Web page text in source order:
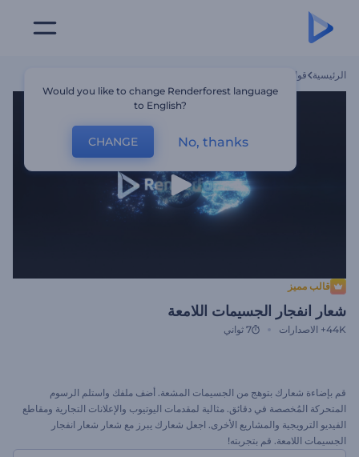
الرئيسية قوالب
قالب مميز
شعار انفجار الجسيمات اللامعة
44K+ الاصدارات 7 ثواني
قم بإضاءة شعارك بتوهج من الجسيمات المشعة. أضف ملفك واستلم الرسوم
المتحركة المُخصصة في دقائق. مثالية لمقدمات اليوتيوب والإعلانات التجارية ومقاطع
الفيديو الترويجية والمشاريع الأخرى. اجعل شعارك يبرز مع شعار شعار انفجار
الجسيمات اللامعة. قم بتجربته!
Would you like to change Renderforest language
to English?
CHANGE No, thanks